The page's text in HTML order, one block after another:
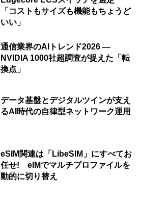
「コストもサイズも機能もちょうど
いい」
通信業界のAIトレンド2026 ―
NVIDIA 1000社超調査が捉えた「転
換点」
データ基盤とデジタルツインが支え
るAI時代の自律型ネットワーク運用
eSIM関連は「LibeSIM」にすべてお
任せ! eIMでマルチプロファイルを
動的に切り替え